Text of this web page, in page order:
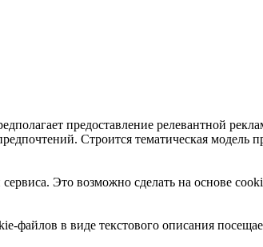
предоставление релевантной
Строится тематическая модель
Это возможно сделать на основе
файлов в виде текстового описания